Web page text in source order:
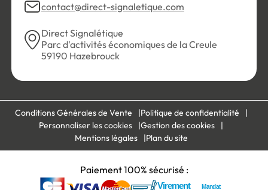
contact@direct-signaletique.com
Direct Signalétique
Parc d'activités économiques de la Creule
59190 Hazebrouck
Conditions Générales de Vente
Politique de confidentialité
Personnaliser les cookies
Gestion des cookies
Mentions légales
Plan du site
Paiement 100% sécurisé :